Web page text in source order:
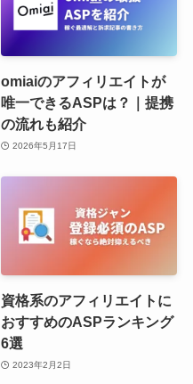
omiaiのアフィリエイトが
唯一できるASPは？｜提携
の流れも紹介
2026年5月17日
資格系のアフィリエイトに
おすすめのASPランキング
6選
2023年2月2日